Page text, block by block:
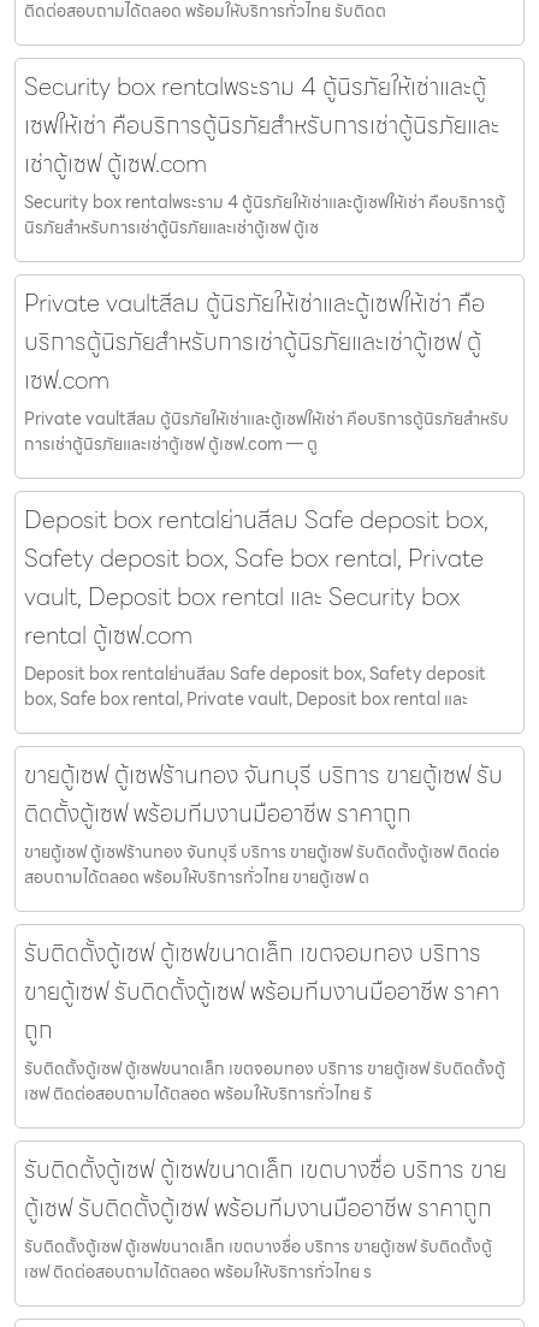
ติดต่อสอบถามได้ตลอด พร้อมให้บริการทั่วไทย รับติดต
Security box rentalพระราม 4 ตู้นิรภัยให้เช่าและตู้
เซฟให้เช่า คือบริการตู้นิรภัยสำหรับการเช่าตู้นิรภัยและ
เช่าตู้เซฟ ตู้เซฟ.com
Security box rentalพระราม 4 ตู้นิรภัยให้เช่าและตู้เซฟให้เช่า คือบริการตู้
นิรภัยสำหรับการเช่าตู้นิรภัยและเช่าตู้เซฟ ตู้เซ
Private vaultสีลม ตู้นิรภัยให้เช่าและตู้เซฟให้เช่า คือ
บริการตู้นิรภัยสำหรับการเช่าตู้นิรภัยและเช่าตู้เซฟ ตู้
เซฟ.com
Private vaultสีลม ตู้นิรภัยให้เช่าและตู้เซฟให้เช่า คือบริการตู้นิรภัยสำหรับ
การเช่าตู้นิรภัยและเช่าตู้เซฟ ตู้เซฟ.com — ตู
Deposit box rentalย่านสีลม Safe deposit box,
Safety deposit box, Safe box rental, Private
vault, Deposit box rental และ Security box
rental ตู้เซฟ.com
Deposit box rentalย่านสีลม Safe deposit box, Safety deposit
box, Safe box rental, Private vault, Deposit box rental และ
ขายตู้เซฟ ตู้เซฟร้านทอง จันทบุรี บริการ ขายตู้เซฟ รับ
ติดตั้งตู้เซฟ พร้อมทีมงานมืออาชีพ ราคาถูก
ขายตู้เซฟ ตู้เซฟร้านทอง จันทบุรี บริการ ขายตู้เซฟ รับติดตั้งตู้เซฟ ติดต่อ
สอบถามได้ตลอด พร้อมให้บริการทั่วไทย ขายตู้เซฟ ต
รับติดตั้งตู้เซฟ ตู้เซฟขนาดเล็ก เขตจอมทอง บริการ
ขายตู้เซฟ รับติดตั้งตู้เซฟ พร้อมทีมงานมืออาชีพ ราคา
ถูก
รับติดตั้งตู้เซฟ ตู้เซฟขนาดเล็ก เขตจอมทอง บริการ ขายตู้เซฟ รับติดตั้งตู้
เซฟ ติดต่อสอบถามได้ตลอด พร้อมให้บริการทั่วไทย รั
รับติดตั้งตู้เซฟ ตู้เซฟขนาดเล็ก เขตบางซื่อ บริการ ขาย
ตู้เซฟ รับติดตั้งตู้เซฟ พร้อมทีมงานมืออาชีพ ราคาถูก
รับติดตั้งตู้เซฟ ตู้เซฟขนาดเล็ก เขตบางซื่อ บริการ ขายตู้เซฟ รับติดตั้งตู้
เซฟ ติดต่อสอบถามได้ตลอด พร้อมให้บริการทั่วไทย ร